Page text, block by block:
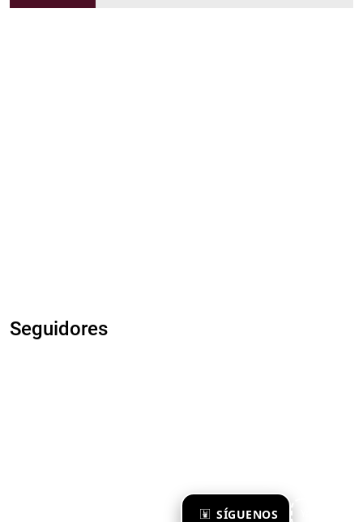
SÍGUENOS
Seguidores